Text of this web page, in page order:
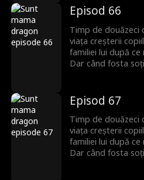
decide să plece și
atunci familia își
ținea cu adevărat
Episod 66
Timp de douăzeci
viața creșterii
familiei lui după
Dar când fosta
decide să plece și
atunci familia își
ținea cu adevărat
Episod 67
Timp de douăzeci
viața creșterii
familiei lui după
Dar când fosta